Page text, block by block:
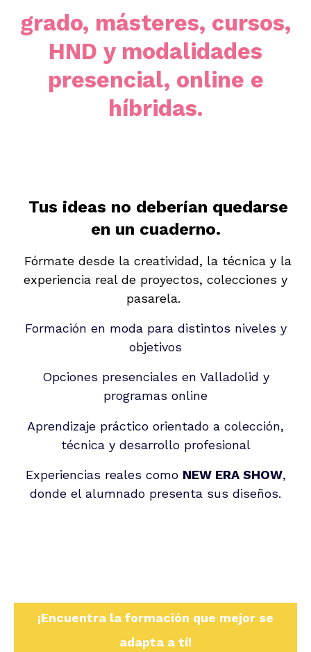
grado, másteres, cursos,
HND y modalidades
presencial, online e
híbridas.
Tus ideas no deberían quedarse
en un cuaderno.
Fórmate desde la creatividad, la técnica y la
experiencia real de proyectos, colecciones y
pasarela.
Formación en moda para distintos niveles y
objetivos
Opciones presenciales en Valladolid y
programas online
Aprendizaje práctico orientado a colección,
técnica y desarrollo profesional
Experiencias reales como NEW ERA SHOW,
donde el alumnado presenta sus diseños.
¡Encuentra la formación que mejor se
adapta a tí!